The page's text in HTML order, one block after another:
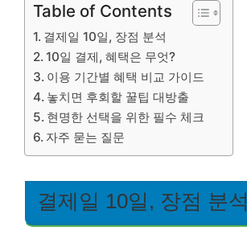
Table of Contents
결제일 10일, 장점 분석
10일 결제, 혜택은 무엇?
이용 기간별 혜택 비교 가이드
놓치면 후회할 꿀팁 대방출
현명한 선택을 위한 필수 체크
자주 묻는 질문
결제일 10일, 장점 분석